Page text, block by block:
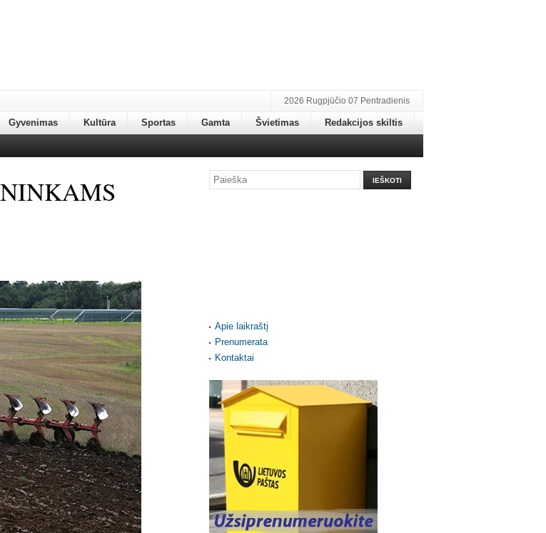
2026 Rugpjūčio 07 Pentradienis
Gyvenimas Kultūra Sportas Gamta Švietimas Redakcijos skiltis
Apie laikraštį
Prenumerata
Kontaktai